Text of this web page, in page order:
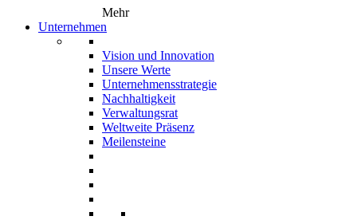
Mehr
Unternehmen
Vision und Innovation
Unsere Werte
Unternehmensstrategie
Nachhaltigkeit
Verwaltungsrat
Weltweite Präsenz
Meilensteine